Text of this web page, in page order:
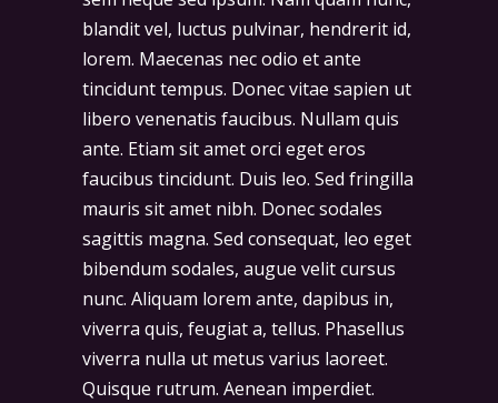
blandit vel, luctus pulvinar, hendrerit id,
lorem. Maecenas nec odio et ante
tincidunt tempus. Donec vitae sapien ut
libero venenatis faucibus. Nullam quis
ante. Etiam sit amet orci eget eros
faucibus tincidunt. Duis leo. Sed fringilla
mauris sit amet nibh. Donec sodales
sagittis magna. Sed consequat, leo eget
bibendum sodales, augue velit cursus
nunc. Aliquam lorem ante, dapibus in,
viverra quis, feugiat a, tellus. Phasellus
viverra nulla ut metus varius laoreet.
Quisque rutrum. Aenean imperdiet.